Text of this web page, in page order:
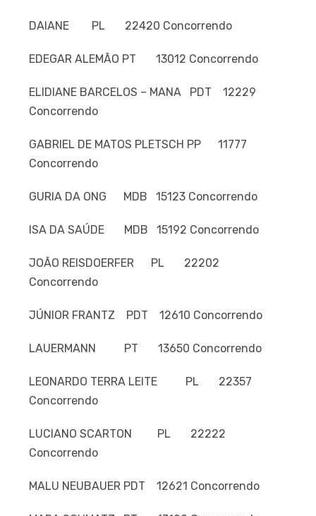
DAIANE PL 22420 Concorrendo
EDEGAR ALEMÃO PT 13012 Concorrendo
ELIDIANE BARCELOS – MANA PDT 12229
Concorrendo
GABRIEL DE MATOS PLETSCH PP 11777
Concorrendo
GURIA DA ONG MDB 15123 Concorrendo
ISA DA SAÚDE MDB 15192 Concorrendo
JOÃO REISDOERFER PL 22202
Concorrendo
JÚNIOR FRANTZ PDT 12610 Concorrendo
LAUERMANN PT 13650 Concorrendo
LEONARDO TERRA LEITE PL 22357
Concorrendo
LUCIANO SCARTON PL 22222
Concorrendo
MALU NEUBAUER PDT 12621 Concorrendo